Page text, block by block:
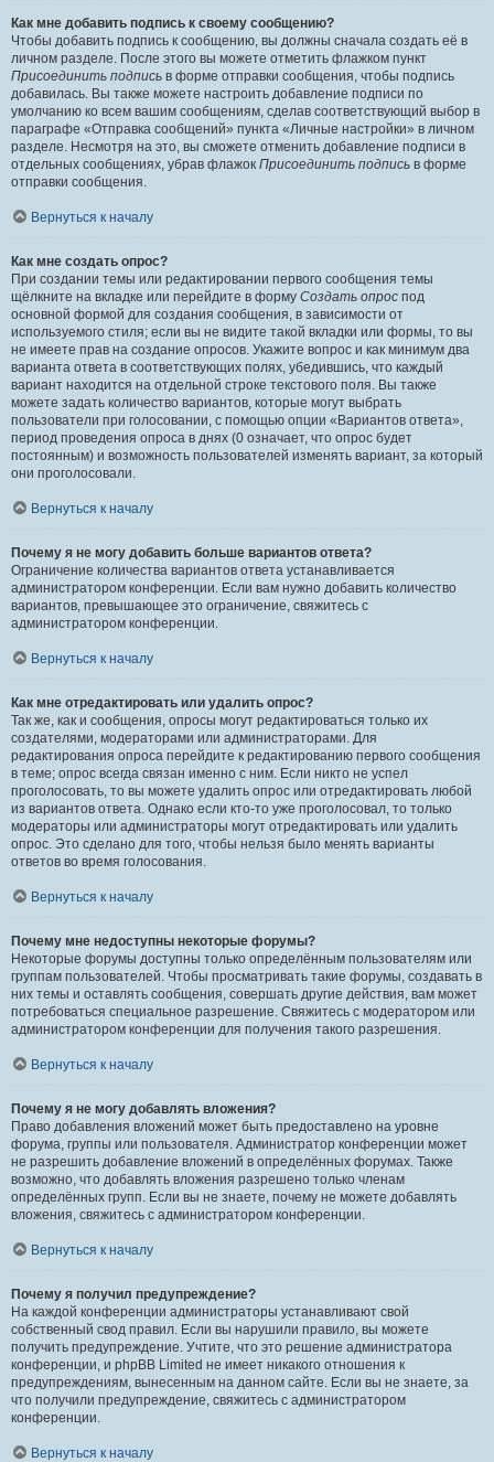
Как мне добавить подпись к своему сообщению?
Чтобы добавить подпись к сообщению, вы должны сначала создать её в
личном разделе. После этого вы можете отметить флажком пункт
Присоединить подпись в форме отправки сообщения, чтобы подпись
добавилась. Вы также можете настроить добавление подписи по
умолчанию ко всем вашим сообщениям, сделав соответствующий выбор в
параграфе «Отправка сообщений» пункта «Личные настройки» в личном
разделе. Несмотря на это, вы сможете отменить добавление подписи в
отдельных сообщениях, убрав флажок Присоединить подпись в форме
отправки сообщения.
Вернуться к началу
Как мне создать опрос?
При создании темы или редактировании первого сообщения темы
щёлкните на вкладке или перейдите в форму Создать опрос под
основной формой для создания сообщения, в зависимости от
используемого стиля; если вы не видите такой вкладки или формы, то вы
не имеете прав на создание опросов. Укажите вопрос и как минимум два
варианта ответа в соответствующих полях, убедившись, что каждый
вариант находится на отдельной строке текстового поля. Вы также
можете задать количество вариантов, которые могут выбрать
пользователи при голосовании, с помощью опции «Вариантов ответа»,
период проведения опроса в днях (0 означает, что опрос будет
постоянным) и возможность пользователей изменять вариант, за который
они проголосовали.
Вернуться к началу
Почему я не могу добавить больше вариантов ответа?
Ограничение количества вариантов ответа устанавливается
администратором конференции. Если вам нужно добавить количество
вариантов, превышающее это ограничение, свяжитесь с
администратором конференции.
Вернуться к началу
Как мне отредактировать или удалить опрос?
Так же, как и сообщения, опросы могут редактироваться только их
создателями, модераторами или администраторами. Для
редактирования опроса перейдите к редактированию первого сообщения
в теме; опрос всегда связан именно с ним. Если никто не успел
проголосовать, то вы можете удалить опрос или отредактировать любой
из вариантов ответа. Однако если кто-то уже проголосовал, то только
модераторы или администраторы могут отредактировать или удалить
опрос. Это сделано для того, чтобы нельзя было менять варианты
ответов во время голосования.
Вернуться к началу
Почему мне недоступны некоторые форумы?
Некоторые форумы доступны только определённым пользователям или
группам пользователей. Чтобы просматривать такие форумы, создавать в
них темы и оставлять сообщения, совершать другие действия, вам может
потребоваться специальное разрешение. Свяжитесь с модератором или
администратором конференции для получения такого разрешения.
Вернуться к началу
Почему я не могу добавлять вложения?
Право добавления вложений может быть предоставлено на уровне
форума, группы или пользователя. Администратор конференции может
не разрешить добавление вложений в определённых форумах. Также
возможно, что добавлять вложения разрешено только членам
определённых групп. Если вы не знаете, почему не можете добавлять
вложения, свяжитесь с администратором конференции.
Вернуться к началу
Почему я получил предупреждение?
На каждой конференции администраторы устанавливают свой
собственный свод правил. Если вы нарушили правило, вы можете
получить предупреждение. Учтите, что это решение администратора
конференции, и phpBB Limited не имеет никакого отношения к
предупреждениям, вынесенным на данном сайте. Если вы не знаете, за
что получили предупреждение, свяжитесь с администратором
конференции.
Вернуться к началу